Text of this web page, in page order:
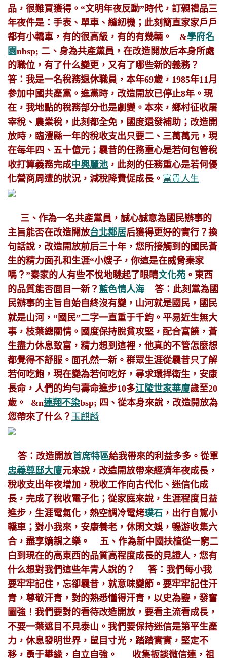
品，很難買獲得。“文明年夜反動”時代，訂親禮品三
年夜件是：手表、單車、縫紉機；此刻簡直家家戶戶
都有小轎車，有的很高級，有的有幾輛。
&學府名
園nbsp; 二、身為共產黨員，在改造開放后本身所處
的職位，有了什么變更，又有了哪些新的義務？
答：我是一名稅務退休職員，本年69歲，1985年11月
參加中國共產黨。進黨時，改造開放已停止8年。現
在，我地點的稅務部分也是劇變。本來，鄉村征收屠
宰稅、農業稅，此刻都全免，國度還發補助；改造開
放時，臨澧縣一年的稅收支出只要二、三萬萬元，現
在每年四、五十億元；曩昔的任務重心是若何包管稅
收打算義務完成中興麗池 ，此刻的任務重心是若何優
化營商周遭的狀況，減稅降費促成長。 富貴人生
三、作為一名共產黨員，誠心誠意為國民辦事的
主旨能否在改造開放台北鄰居后獲得更好的實行？換
句話說，改造開放前后三十年，您所接觸到的國民蒼
生的精力面孔和生涯“小嫂子，你這是在威脅秦家
嗎？”秦家的人有些不悅地瞇起了眼睛文化苑 。東西
的品質能否面目一新？ 藍色情人海 答：此刻黨為國
民辦事的主旨自始自終沒有變，山河就是國民，國民
就是山河，“國民”二字一直重于千鈞。平易近生無大
事，枝葉總關情。國度保持脫貧攻堅，配合富饒，蒼
生盡力休息致富，精力想到這裡，他真的不管怎麼想
都覺得不舒服。面孔然一新。群眾生涯從曩昔只了解
若何吃飽，現在變為若何吃好，尋求環捍衛生，安康
長命，人們的均勻壽命進步10多江陵世家華廈歲至20
歲。
&n連翔不染bsp; 四、從本身來說，改造開放為
您帶來了什么？ 玉麒麟
答：改造開放首席特區給我帶來的利益多多。從單
忠義尊邸大廈元來說，改造開放帶來經濟年夜成長，
稅收支出年夜增加，稅收工作向古代化、迷信化成
長，完成了稅收電子化；從家庭來說，生涯程度日益
進步，生涯電氣化，熱空調冷電烤璞石 ，出行自駕小
轎車；對小我來，安康養老，休閑文娛，暢游收集六
合，盡享嫡親之樂。
五、作為新中國扶植從一窮二
白到現在的高東西的品質高程度成長的見證人，您有
什么想對我們這些年青人說的？
答：我們每小我
要牢牢記住，忘卻曩昔，就意味變節。要牢牢記住汗
青，尊敬汗青，對的熟悉懂得汗青，以史為鑒，發奮
圖強！我們要對的看待改造開放，要看主流看成長，
不要一葉遮目不見泰山。我們要保持迷信是第平生產
力，休息發明世界，鼠目寸光，踏踏實實，堅定不
移，勇于攀緣，自立自強。
收集扳談微信連，祖